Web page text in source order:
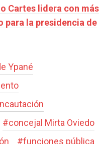
Cartes lidera con más
para la presidencia de
Ypané
#concejal Mirta Oviedo
#funciones pública